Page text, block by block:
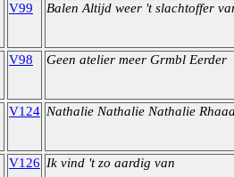
V99 Balen Altijd weer 't slachtoffer
V98 Geen atelier meer Grmbl Eerder
V124 Nathalie Nathalie Nathalie
V126 Ik vind 't zo aardig van